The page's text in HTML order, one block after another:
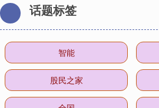
话题标签
智能
股民之家